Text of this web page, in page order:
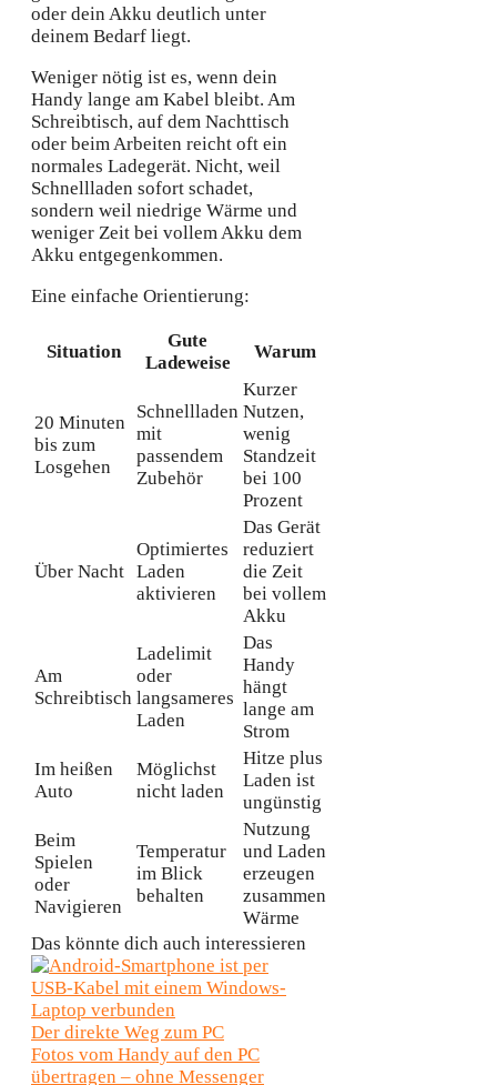
oder dein Akku deutlich unter
deinem Bedarf liegt.
Weniger nötig ist es, wenn dein
Handy lange am Kabel bleibt. Am
Schreibtisch, auf dem Nachttisch
oder beim Arbeiten reicht oft ein
normales Ladegerät. Nicht, weil
Schnellladen sofort schadet,
sondern weil niedrige Wärme und
weniger Zeit bei vollem Akku dem
Akku entgegenkommen.
Eine einfache Orientierung:
Situation
Gute
Ladeweise
Warum
20 Minuten
bis zum
Losgehen
Schnellladen
mit
passendem
Zubehör
Kurzer
Nutzen,
wenig
Standzeit
bei 100
Prozent
Über Nacht
Optimiertes
Laden
aktivieren
Das Gerät
reduziert
die Zeit
bei vollem
Akku
Am
Schreibtisch
Ladelimit
oder
langsameres
Laden
Das
Handy
hängt
lange am
Strom
Im heißen
Auto
Möglichst
nicht laden
Hitze plus
Laden ist
ungünstig
Beim
Spielen
oder
Navigieren
Temperatur
im Blick
behalten
Nutzung
und Laden
erzeugen
zusammen
Wärme
Das könnte dich auch interessieren
Der direkte Weg zum PC
Fotos vom Handy auf den PC
übertragen – ohne Messenger